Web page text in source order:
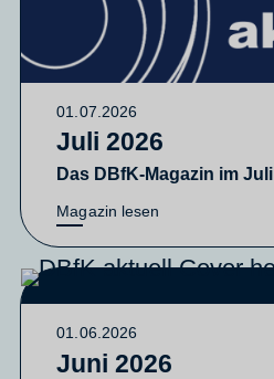
01.07.2026
Juli 2026
Das DBfK-Magazin im Juli
Magazin lesen
01.06.2026
Juni 2026